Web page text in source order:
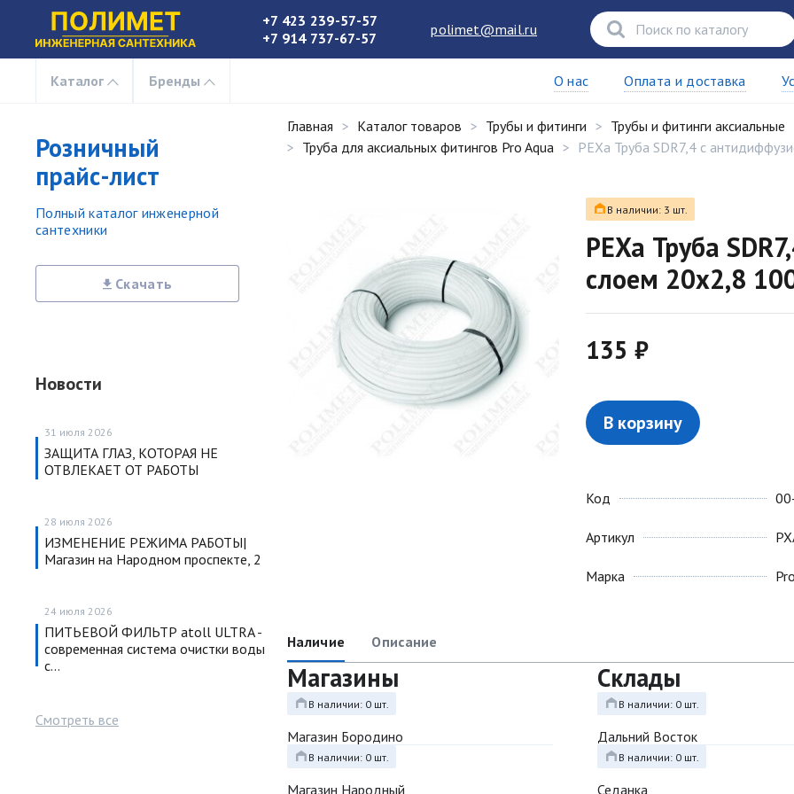
+7 423 239-57-57
+7 914 737-67-57
polimet@mail.ru
Каталог Бренды О нас Оплата и доставка
Розничный
прайс-лист
Полный каталог инженерной
сантехники
Скачать
Новости
31 июля 2026
ЗАЩИТА ГЛАЗ, КОТОРАЯ НЕ
ОТВЛЕКАЕТ ОТ РАБОТЫ
28 июля 2026
ИЗМЕНЕНИЕ РЕЖИМА РАБОТЫ|
Магазин на Народном проспекте, 2
24 июля 2026
ПИТЬЕВОЙ ФИЛЬТР atoll ULTRA -
современная система очистки воды
с…
Смотреть все
Главная Каталог товаров Трубы и фитинги Трубы и фитинги аксиальные
Труба для аксиальных фитингов Pro Aqua
PEXa Труба SDR7,4 с
В наличии: 3 шт.
PEXa Труба
слоем 20x2,8
135 ₽
В корзину
Код
Артикул
Марка
Наличие Описание
Магазины
В наличии: 0 шт.
Магазин Бородино
В наличии: 0 шт.
Магазин Народный
Склады
В наличии: 0 шт.
Дальний Восток
В наличии: 0 шт.
Седанка